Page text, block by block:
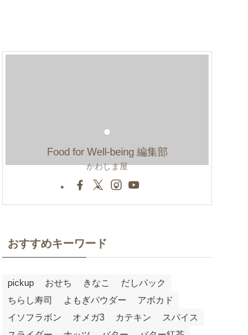
Food for Well-being 編集部
かわしま屋
おすすめキーワード
pickup おせち きなこ
だしパック
ちらし寿司
よもぎパウダー
アボカド
イソフラボン
オメガ3 カテキン
スパイス